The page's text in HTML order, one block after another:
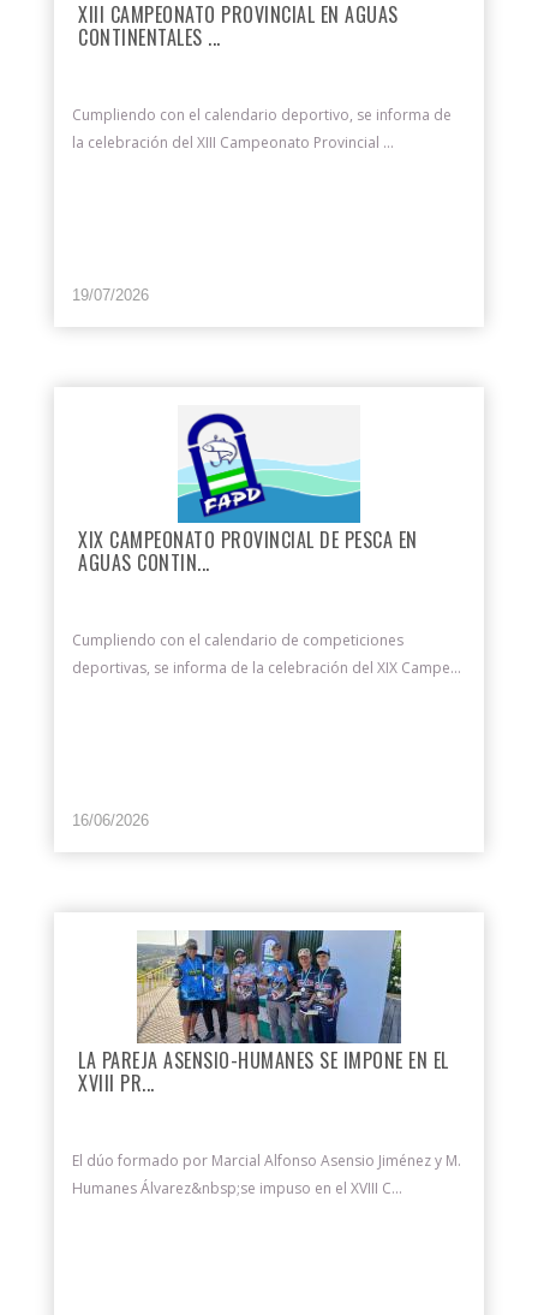
XIII CAMPEONATO PROVINCIAL EN AGUAS
CONTINENTALES ...
Cumpliendo con el calendario deportivo, se informa de
la celebración del XIII Campeonato Provincial ...
19/07/2026
XIX CAMPEONATO PROVINCIAL DE PESCA EN
AGUAS CONTIN...
Cumpliendo con el calendario de competiciones
deportivas, se informa de la celebración del XIX Campe...
16/06/2026
LA PAREJA ASENSIO-HUMANES SE IMPONE EN EL
XVIII PR...
El dúo formado por Marcial Alfonso Asensio Jiménez y M.
Humanes Álvarez&nbsp;se impuso en el XVIII C...